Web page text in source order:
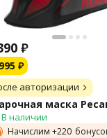
₽
₽
авторизации
маска
В наличии
Начислим +220